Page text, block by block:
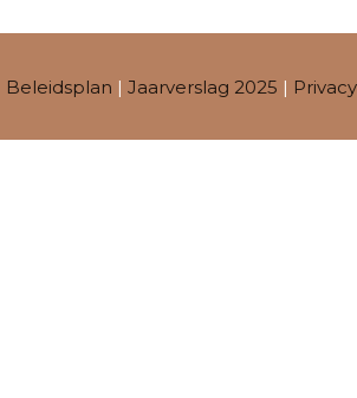
Beleidsplan | Jaarverslag 2025 |